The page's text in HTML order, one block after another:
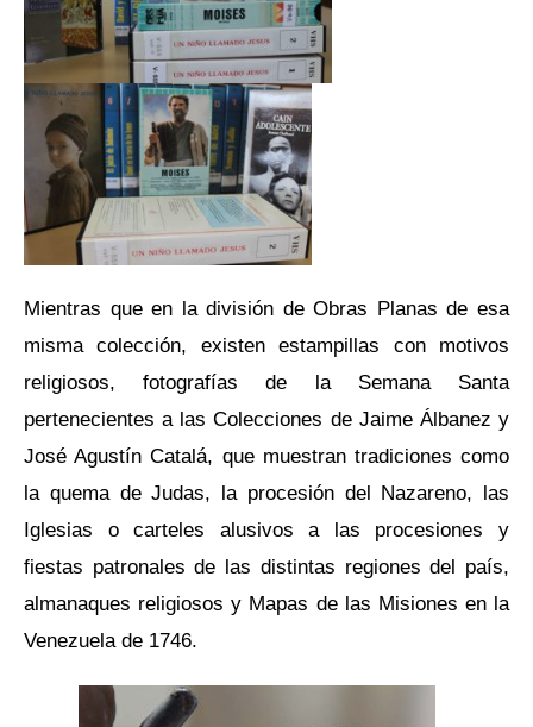
Mientras que en la división de Obras Planas de esa
misma colección, existen estampillas con motivos
religiosos, fotografías de la Semana Santa
pertenecientes a las Colecciones de Jaime Álbanez y
José Agustín Catalá, que muestran tradiciones como
la quema de Judas, la procesión del Nazareno, las
Iglesias o carteles alusivos a las procesiones y
fiestas patronales de las distintas regiones del país,
almanaques religiosos y Mapas de las Misiones en la
Venezuela de 1746.